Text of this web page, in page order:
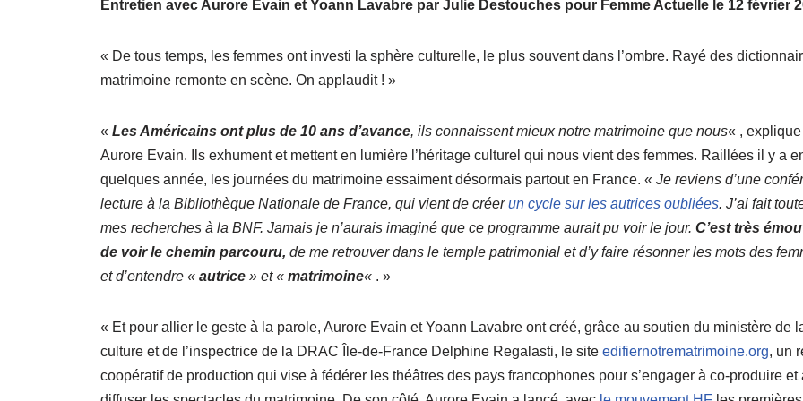
Entretien avec Aurore Evain et Yoann Lavabre par Julie Destouches pour Femme Actuelle le 12 février
« De tous temps, les femmes ont investi la sphère culturelle, le plus souvent dans l’ombre. Rayé des
matrimoine remonte en scène. On applaudit ! »
« Les Américains ont plus de 10 ans d’avance, ils connaissent mieux notre matrimoine que nous« , explique
Aurore Evain. Ils exhument et mettent en lumière l’héritage culturel qui nous vient des femmes. Raillées il y a
quelques année, les journées du matrimoine essaiment désormais partout en France. « Je reviens d’une
lecture à la Bibliothèque Nationale de France, qui vient de créerun cycle sur les autrices oubliées. J’ai fait
mes recherches à la BNF. Jamais je n’aurais imaginé que ce programme aurait pu voir le jour. C’est très
de voir le chemin parcouru, de me retrouver dans le temple patrimonial et d’y faire résonner les mots des
et d’entendre « autrice » et « matrimoine« . »
« Et pour allier le geste à la parole, Aurore Evain et Yoann Lavabre ont créé, grâce au soutien du ministère de
culture et de l’inspectrice de la DRAC Île-de-France Delphine Regalasti, le site edifiernotrematrimoine.org, un
coopératif de production qui vise à fédérer les théâtres des pays francophones pour s’engager à co-produire et